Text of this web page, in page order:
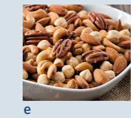
Melasse / Treacle
Previous